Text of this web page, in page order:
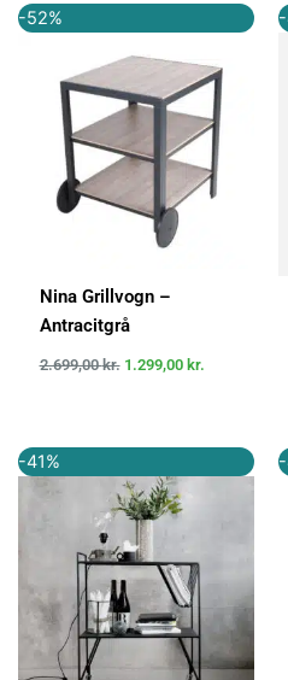
-52%
Nina Grillvogn –
Antracitgrå
2.699,00kr.
oprindelige
pris
2.699,00 kr..
1.299,00 kr.
aktuelle
er:
1.299,00 kr..
-
-41%
oprindelige
pris
var:
2.699,00 kr..
aktuelle
-